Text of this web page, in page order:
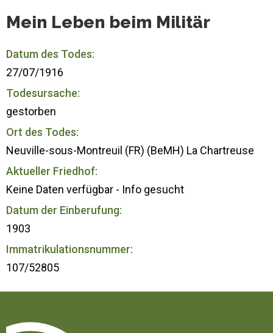
Mein Leben beim Militär
Datum des Todes:
27/07/1916
Todesursache:
gestorben
Ort des Todes:
Neuville-sous-Montreuil (FR) (BeMH) La Chartreuse
Aktueller Friedhof:
Keine Daten verfügbar - Info gesucht
Datum der Einberufung:
1903
Immatrikulationsnummer:
107/52805